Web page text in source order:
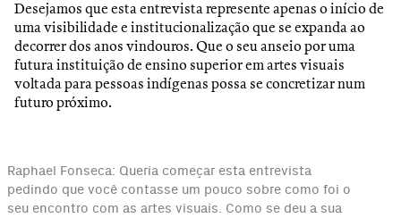
Desejamos que esta entrevista represente apenas o início de
uma visibilidade e institucionalização que se expanda ao
decorrer dos anos vindouros. Que o seu anseio por uma
futura instituição de ensino superior em artes visuais
voltada para pessoas indígenas possa se concretizar num
futuro próximo.
Raphael Fonseca: Queria começar esta entrevista
pedindo que você contasse um pouco sobre como foi o
seu encontro com as artes visuais. Como se deu a sua